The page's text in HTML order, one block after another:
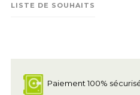
LISTE DE SOUHAITS
Paiement 100%